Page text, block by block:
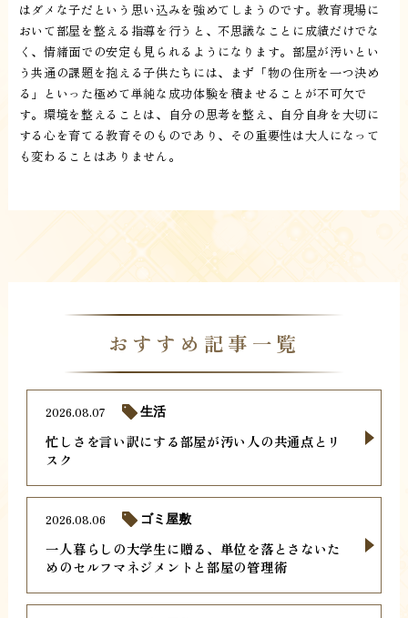
はダメな子だという思い込みを強めてしまうのです。教育現場に
おいて部屋を整える指導を行うと、不思議なことに成績だけでな
く、情緒面での安定も見られるようになります。部屋が汚いとい
う共通の課題を抱える子供たちには、まず「物の住所を一つ決め
る」といった極めて単純な成功体験を積ませることが不可欠で
す。環境を整えることは、自分の思考を整え、自分自身を大切に
する心を育てる教育そのものであり、その重要性は大人になって
も変わることはありません。
おすすめ記事一覧
忙しさを言い訳にする部屋が汚い人の共通点とリ
スク
2026.08.07 生活
一人暮らしの大学生に贈る、単位を落とさないた
めのセルフマネジメントと部屋の管理術
2026.08.06 ゴミ屋敷